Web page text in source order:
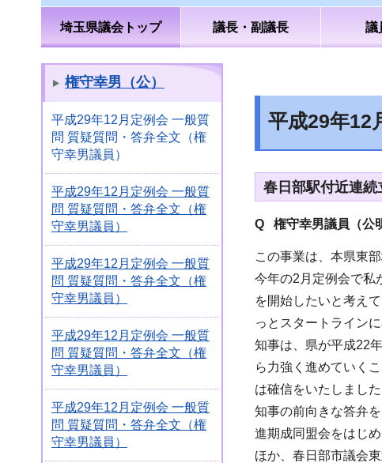
埼玉県議会トップ 議長・副議長 議
権守幸男（公）
平成29年12月定例会 一般質
問 質疑質問・答弁全文（権
守幸男議員）
平成29年12月定例会 一般質
問 質疑質問・答弁全文（権
守幸男議員）
平成29年12月定例会 一般質
問 質疑質問・答弁全文（権
守幸男議員）
平成29年12月定例会 一般質
問 質疑質問・答弁全文（権
守幸男議員）
平成29年12月定例会 一般質
問 質疑質問・答弁全文（権
守幸男議員）
平成29年12
春日部駅付近連
Q 権守幸男議員（公
この事業は、本県東
今年の2月定例会で私
を開始したいと考え
っとスタートライン
知事は、県が平成22
ら力強く進めていく
は確信をいたしまし
知事の前向きな答弁
進期成同盟会をはじ
ほか、春日部市議会